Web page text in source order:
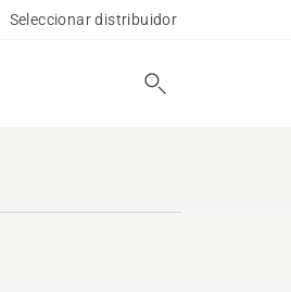
Seleccionar distribuidor